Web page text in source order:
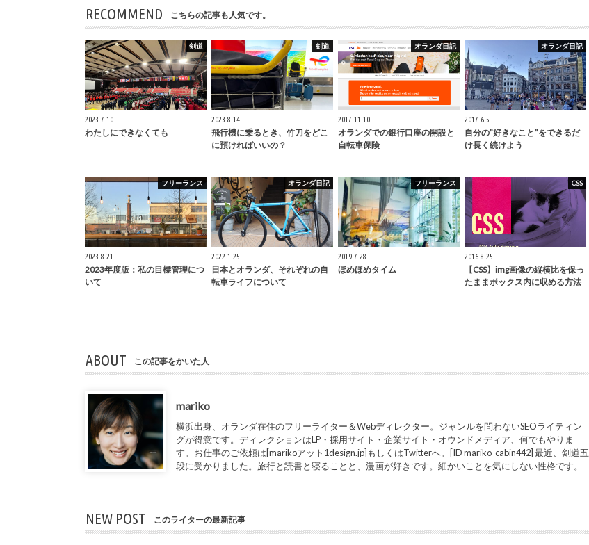
RECOMMEND こちらの記事も人気です。
剣道
2023.7.10
わたしにできなくても
剣道
2023.8.14
飛行機に乗るとき、竹刀をどこ
に預ければいいの？
オランダ日記
2017.11.10
オランダでの銀行口座の開設と
自転車保険
オランダ日記
2017.6.5
自分の”好きなこと”をできるだ
け長く続けよう
フリーランス
2023.8.21
2023年度版：私の目標管理につ
いて
オランダ日記
2022.1.25
日本とオランダ、それぞれの自
転車ライフについて
フリーランス
2019.7.28
ほめほめタイム
CSS
2016.8.25
【CSS】img画像の縦横比を保っ
たままボックス内に収める方法
ABOUT この記事をかいた人
mariko
横浜出身、オランダ在住のフリーライター＆Webディレクター。ジャンルを問わないSEOライティン
グが得意です。ディレクションはLP・採用サイト・企業サイト・オウンドメディア、何でもやりま
す。お仕事のご依頼は[marikoアット1design.jp]もしくはTwitterへ。[ID mariko_cabin442] 最近、剣道五
段に受かりました。旅行と読書と寝ることと、漫画が好きです。細かいことを気にしない性格です。
NEW POST このライターの最新記事